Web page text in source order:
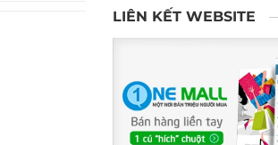
LIÊN KẾT WEBSITE